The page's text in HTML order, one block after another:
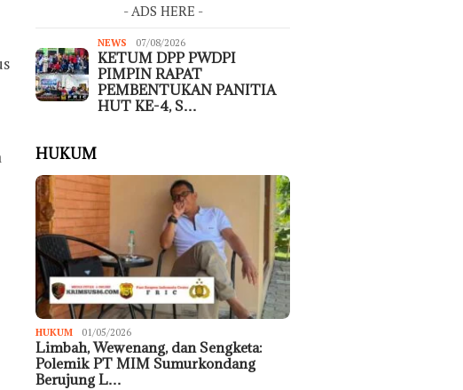
- ADS HERE -
NEWS 07/08/2026
KETUM DPP PWDPI
PIMPIN RAPAT
PEMBENTUKAN PANITIA
HUT KE-4, S…
HUKUM
HUKUM 01/05/2026
Limbah, Wewenang, dan Sengketa:
Polemik PT MIM Sumurkondang
Berujung L…